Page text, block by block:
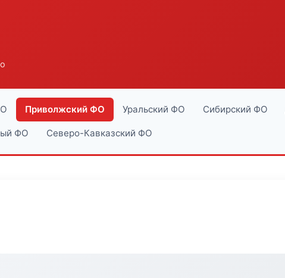
Приволжский ФО Уральский ФО Сибирский ФО
ФО Северо-Кавказский ФО